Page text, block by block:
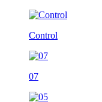
Control
07